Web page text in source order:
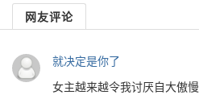
网友评论
就决定是你了
女主越来越令我讨厌自大傲慢